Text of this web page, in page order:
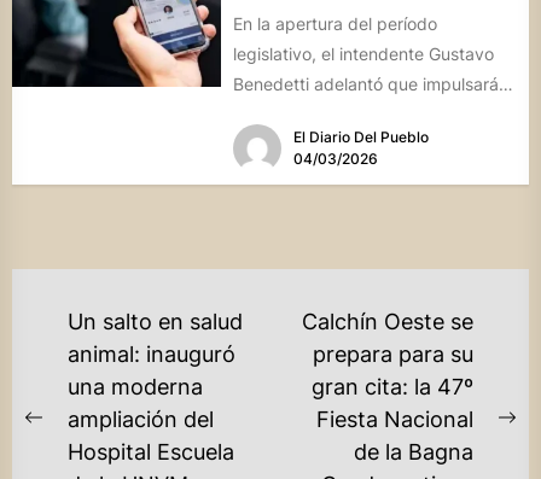
En la apertura del período
legislativo, el intendente Gustavo
Benedetti adelantó que impulsarán
sistema de...El Diario Del Pueblo
04/03/2026
NAVEGACIÓN
ENTRADAS
Previous
post:
Un salto en salud
animal: inauguró
una moderna
ampliación del
Hospital Escuela
Calchín Oeste se
prepara para su
gran cita: la 47º
Fiesta Nacional
de la Bagna